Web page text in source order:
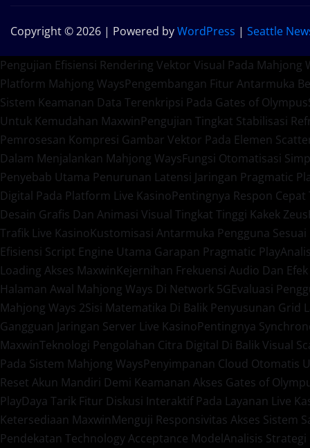
Copyright © 2026 | Powered byWordPress | Seattle
Pengujian Efisiensi Rendering Vektor Visual Pada Mahjong
Platform Mahjong WaysPengembangan Fitur Antarmuka
Sistem Keamanan Data Terenkripsi Pada Gates of Olympus
Untuk Kemudahan MaxwinPengujian Tingkat Stabilisasi
Pemrosesan Kompresi Gambar Vektor Pada Elemen
Dalam Menjalankan Mahjong WaysFungsi Otomatisasi
Penyebab Utama Penurunan Latensi Jaringan Pragmatic
Digital Pada Platform Live KasinoPentingnya Respon
Desain Grafis Dan Animasi Visual Tingkat Tinggi Kakek Zeus
Trafik Live KasinoKustomisasi Antarmuka Pengguna
Efisiensi Script Engine Utama Garapan Pragmatic Play
Loading Akses MaxwinKejernihan Frekuensi Audio Dan
Halaman Awal Mahjong Ways Di Network 5GEvaluasi
Mahjong Ways 2Sisi Matematika Di Balik Penyusunan Grid
Gangguan Jaringan Server Live KasinoPentingnya
MaxwinTeknologi Pengolahan Citra Digital Di Balik Visual
Pada Sistem Mahjong WaysPenyimpanan Cloud Otomatis
Reset Akun Mandiri Demi Keamanan Akses Gates of
PlayDaya Tarik Fitur Diskusi Interaktif Pada Layanan Live
Ketersediaan MaxwinMenguji Responsivitas Akses Sistem
Pendekatan Technology Acceptance ModelAnalisis